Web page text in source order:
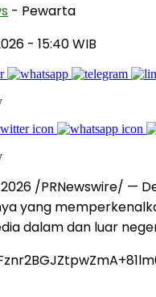
- Pewarta
- 15:40 WIB
2026 /PRNewswire/ —
yang
dalam dan luar